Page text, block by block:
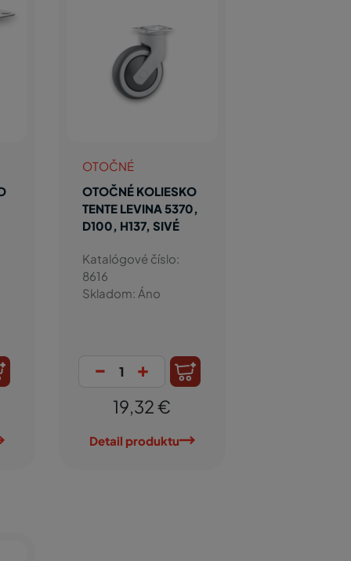
OTOČNÉ
OTOČNÉ KOLIESKO
TENTE LEVINA 5370,
D100, H137, SIVÉ
Katalógové číslo:
8616
Skladom: Áno
- +
19,32 €
Detail produktu